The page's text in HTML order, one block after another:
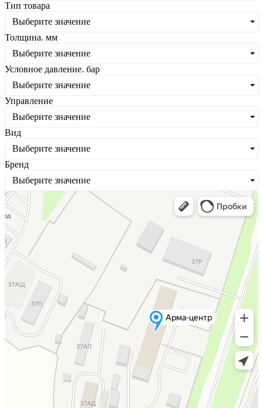
Тип товара
Выберите значение
Толщина. мм
Выберите значение
Условное давление. бар
Выберите значение
Управление
Выберите значение
Вид
Выберите значение
Бренд
Выберите значение